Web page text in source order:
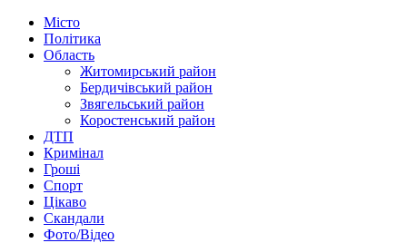
Місто
Політика
Область
Житомирський район
Бердичівський район
Звягельський район
Коростенський район
ДТП
Кримінал
Гроші
Спорт
Цікаво
Скандали
Фото/Відео